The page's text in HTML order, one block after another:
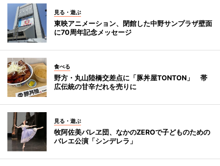
見る・遊ぶ
東映アニメーション、閉館した中野サンプラザ壁面
に70周年記念メッセージ
食べる
野方・丸山陸橋交差点に「豚丼屋TONTON」 帯
広伝統の甘辛だれを売りに
見る・遊ぶ
牧阿佐美バレヱ団、なかのZEROで子どものための
バレエ公演「シンデレラ」